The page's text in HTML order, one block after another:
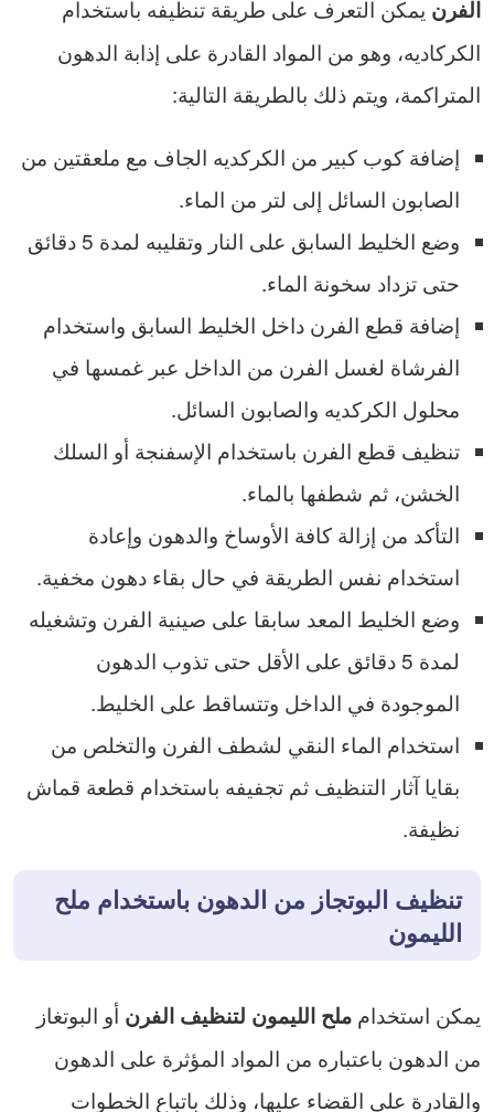
الفرن يمكن التعرف على طريقة تنظيفه باستخدام
الكركاديه، وهو من المواد القادرة على إذابة الدهون
المتراكمة، ويتم ذلك بالطريقة التالية:
إضافة كوب كبير من الكركديه الجاف مع ملعقتين من
الصابون السائل إلى لتر من الماء.
وضع الخليط السابق على النار وتقليبه لمدة 5 دقائق
حتى تزداد سخونة الماء.
إضافة قطع الفرن داخل الخليط السابق واستخدام
الفرشاة لغسل الفرن من الداخل عبر غمسها في
محلول الكركديه والصابون السائل.
تنظيف قطع الفرن باستخدام الإسفنجة أو السلك
الخشن، ثم شطفها بالماء.
التأكد من إزالة كافة الأوساخ والدهون وإعادة
استخدام نفس الطريقة في حال بقاء دهون مخفية.
وضع الخليط المعد سابقا على صينية الفرن وتشغيله
لمدة 5 دقائق على الأقل حتى تذوب الدهون
الموجودة في الداخل وتتساقط على الخليط.
استخدام الماء النقي لشطف الفرن والتخلص من
بقايا آثار التنظيف ثم تجفيفه باستخدام قطعة قماش
نظيفة.
تنظيف البوتجاز من الدهون باستخدام ملح
الليمون
يمكن استخدام ملح الليمون لتنظيف الفرن أو البوتغاز
من الدهون باعتباره من المواد المؤثرة على الدهون
والقادرة على القضاء عليها، وذلك باتباع الخطوات